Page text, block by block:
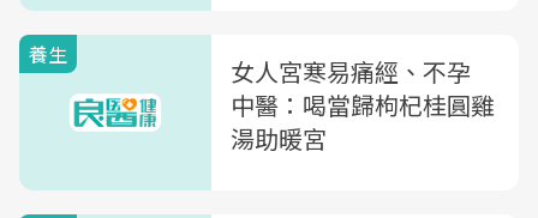
養生
女人宮寒易痛經、不孕
中醫：喝當歸枸杞桂圓雞
湯助暖宮